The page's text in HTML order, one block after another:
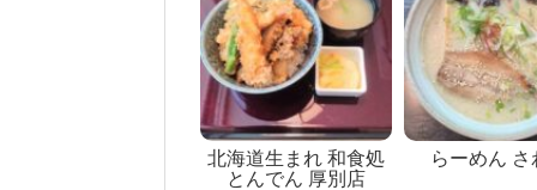
北海道生まれ 和食処
とんでん 厚別店
らーめん さ